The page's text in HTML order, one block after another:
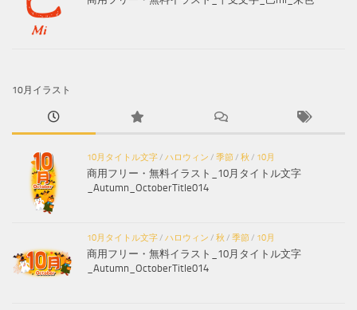
10月イラスト
10月タイトル文字/ ハロウィン / 季節/ 秋 / 10月
商用フリー・無料イラスト_10月タイトル文字
_Autumn_OctoberTitle014
10月タイトル文字/ ハロウィン / 秋 / 季節/ 10月
商用フリー・無料イラスト_10月タイトル文字
_Autumn_OctoberTitle014